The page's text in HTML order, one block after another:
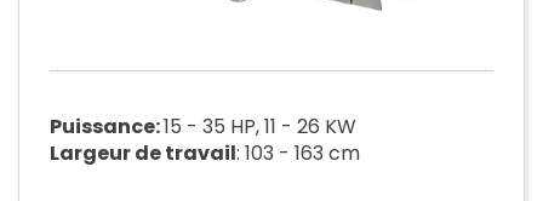
Puissance:15 - 35 HP, 11 - 26 KW
Largeur de travail: 103 - 163 cm